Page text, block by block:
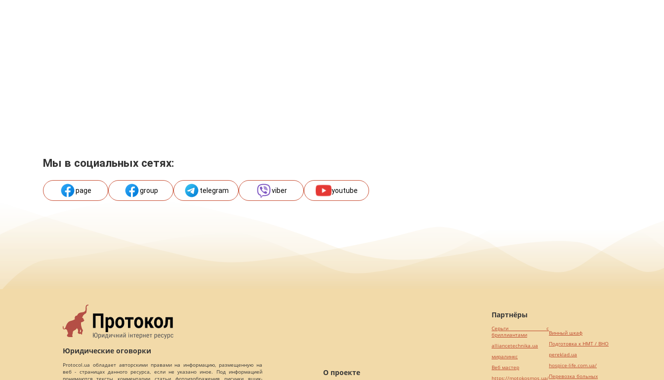
Мы в социальных сетях:
page group telegram viber youtube
Юридические оговорки
Protocol.ua обладает авторскими правами на информацию, размещенную на
веб - страницах данного ресурса, если не указано иное. Под информацией
понимаются тексты, комментарии, статьи, фотоизображения, рисунки, ящик-
О проекте
Партнёры
Серьги с
бриллиантами
alliancetechnika.ua
миралинкс
Веб мастер
https://motokosmos.ua/
Винный шкаф
Подготовка к НМТ / ВНО
pereklad.ua
hospice-life.com.ua/
Перевозка больных